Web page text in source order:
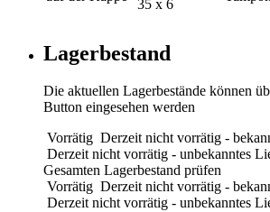
35 x 6
Lagerbestand
Die aktuellen Lagerbestände können
Button eingesehen werden
Vorrätig Derzeit nicht vorrätig -
Derzeit nicht vorrätig - unbekanntes
Gesamten Lagerbestand prüfen
Vorrätig Derzeit nicht vorrätig -
Derzeit nicht vorrätig - unbekanntes